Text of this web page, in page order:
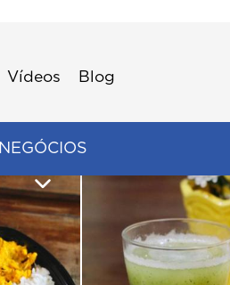
Vídeos Blog
NEGÓCIOS